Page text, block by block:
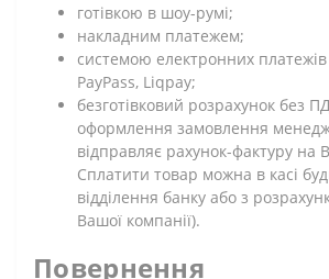
готівкою в шоу-румі;
накладним платежем;
системою електронних
PayPass, Liqpay;
безготівковий розрахунок без
оформлення замовлення
відправляє рахунок-фактуру на
Сплатити товар можна в касі
відділення банку або з
Вашої компанії).
Повернення